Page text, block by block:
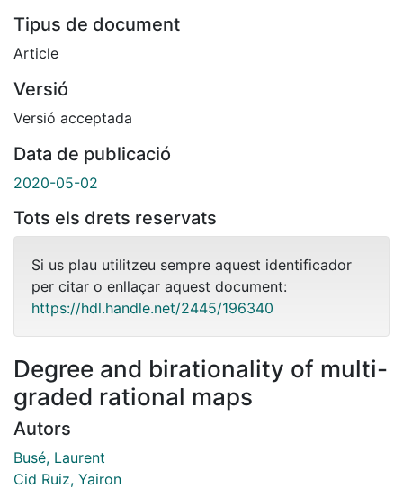
Tipus de document
Article
Versió
Versió acceptada
Data de publicació
2020-05-02
Tots els drets reservats
Si us plau utilitzeu sempre aquest identificador
per citar o enllaçar aquest document:
https://hdl.handle.net/2445/196340
Degree and birationality of multi-
graded rational maps
Autors
Busé, Laurent
Cid Ruiz, Yairon